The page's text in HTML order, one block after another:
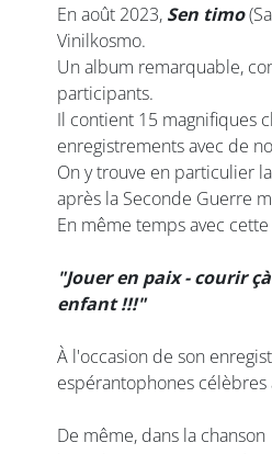
En août 2023, Sen timo
Vinilkosmo.
Un album remarquable,
participants.
Il contient 15 magnifiques
enregistrements avec de
On y trouve en particulier
après la Seconde Guerre
En même temps avec
"Jouer en paix - courir
enfant !!!"
À l'occasion de son
espérantophones
De même, dans la chanson